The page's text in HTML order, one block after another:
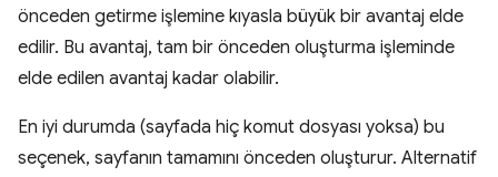
önceden getirme işlemine kıyasla büyük bir avantaj elde
edilir. Bu avantaj, tam bir önceden oluşturma işleminde
elde edilen avantaj kadar olabilir.
En iyi durumda (sayfada hiç komut dosyası yoksa) bu
seçenek, sayfanın tamamını önceden oluşturur. Alternatif